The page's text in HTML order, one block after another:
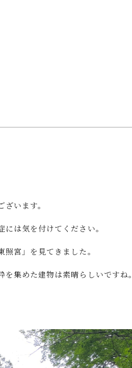
います。
は気を付けてください。
宮」を見てきました。
集めた建物は素晴らしいですね。